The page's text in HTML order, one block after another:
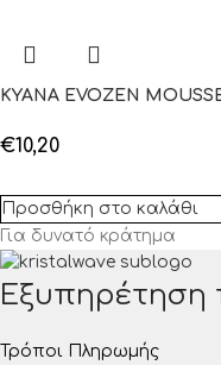
KYANA EVOZEN
€10,20
Προσθήκη στο καλάθι
Για δυνατό κράτημα
Εξυπηρέτηση
Τρόποι Πληρωμής